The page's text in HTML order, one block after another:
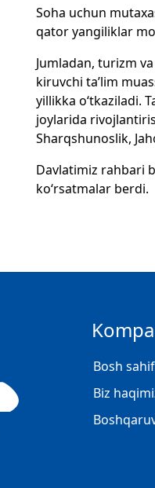
Soha uchun
qator yangiliklar
Jumladan, turizm
kiruvchi ta’lim
yillikka o‘tkaziladi.
joylarida
Sharqshunoslik,
Davlatimiz rahbari
ko‘rsatmalar berdi.
Bosh
Biz